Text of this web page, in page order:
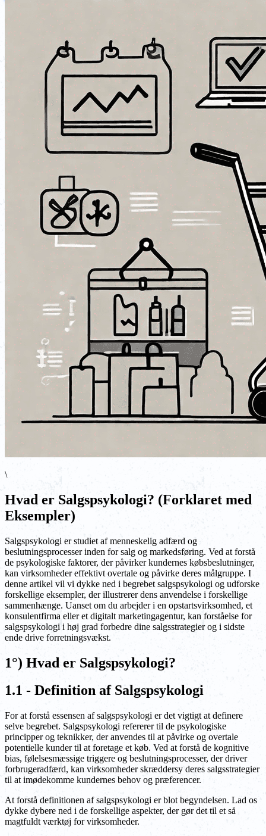
\
Hvad er Salgspsykologi? (Forklaret med
Eksempler)
Salgspsykologi er studiet af menneskelig adfærd og
beslutningsprocesser inden for salg og markedsføring. Ved at forstå
de psykologiske faktorer, der påvirker kundernes købsbeslutninger,
kan virksomheder effektivt overtale og påvirke deres målgruppe. I
denne artikel vil vi dykke ned i begrebet salgspsykologi og udforske
forskellige eksempler, der illustrerer dens anvendelse i forskellige
sammenhænge. Uanset om du arbejder i en opstartsvirksomhed, et
konsulentfirma eller et digitalt marketingagentur, kan forståelse for
salgspsykologi i høj grad forbedre dine salgsstrategier og i sidste
ende drive forretningsvækst.
1°) Hvad er Salgspsykologi?
1.1 - Definition af Salgspsykologi
For at forstå essensen af salgspsykologi er det vigtigt at definere
selve begrebet. Salgspsykologi refererer til de psykologiske
principper og teknikker, der anvendes til at påvirke og overtale
potentielle kunder til at foretage et køb. Ved at forstå de kognitive
bias, følelsesmæssige triggere og beslutningsprocesser, der driver
forbrugeradfærd, kan virksomheder skræddersy deres salgsstrategier
til at imødekomme kundernes behov og præferencer.
At forstå definitionen af salgspsykologi er blot begyndelsen. Lad os
dykke dybere ned i de forskellige aspekter, der gør det til et så
magtfuldt værktøj for virksomheder.